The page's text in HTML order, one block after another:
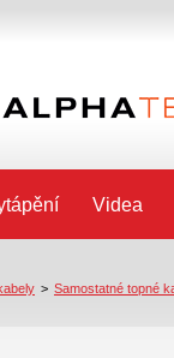
Videa
> Samostatné topné